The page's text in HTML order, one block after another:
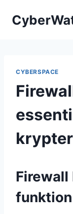
CYBERSPACE
Firewall